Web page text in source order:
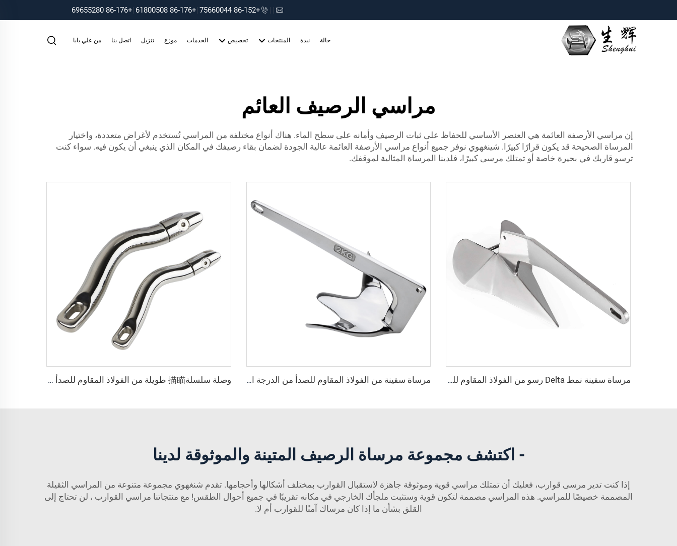
+86-152 75660044
+86-176 61800508
+86-176 69655280
حالة نبذة المنتجات تخصيص الخدمات موزع تنزيل اتصل بنا من علي بابا
مراسي الرصيف العائم
إن مراسي الأرصفة العائمة هي العنصر الأساسي للحفاظ على ثبات الرصيف وأمانه على سطح الماء. هناك أنواع مختلفة من المراسي تُستخدم لأغراض متعددة، واختيار
المرساة الصحيحة قد يكون قرارًا كبيرًا. شينغهوي نوفر جميع أنواع مراسي الأرصفة العائمة عالية الجودة لضمان بقاء رصيفك في المكان الذي ينبغي أن يكون فيه. سواء كنت
ترسو قاربك في بحيرة خاصة أو تمتلك مرسى كبيرًا، فلدينا المرساة المثالية لموقفك.
مرساة سفينة نمط Delta رسو من الفولاذ المقاوم للصدأ من الدرجة البحرية 316 مرساة سفينة من الفولاذ المقاوم للصدأ من الدرجة البحرية 316 بنمط كlaw بروس وصلة سلسلة描瞄 طويلة من الفولاذ المقاوم للصدأ 316 لقوارب
- اكتشف مجموعة مرساة الرصيف المتينة والموثوقة لدينا
إذا كنت تدير مرسى قوارب، فعليك أن تمتلك مراسي قوية وموثوقة جاهزة لاستقبال القوارب بمختلف أشكالها وأحجامها. تقدم شنغهوي مجموعة متنوعة من المراسي الثقيلة
المصممة خصيصًا للمراسي. هذه المراسي مصممة لتكون قوية وستثبت ملجأك الخارجي في مكانه تقريبًا في جميع أحوال الطقس! مع منتجاتنا مراسي القوارب ، لن تحتاج إلى
القلق بشأن ما إذا كان مرساك آمنًا للقوارب أم لا.